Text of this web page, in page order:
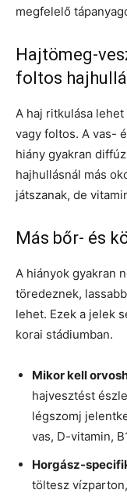
megfelelő
Hajtömeg-
foltos
A haj ritkulása
vagy foltos. A vas-
hiány gyakran
hajhullásnál más
játszanak, de
Más bőr- és
A hiányok gyakran
töredeznek,
lehet. Ezek a jelek
korai stádiumban.
Mikor kell
hajvesztést
légszomj
vas, D-vitamin,
Horgász-
töltesz